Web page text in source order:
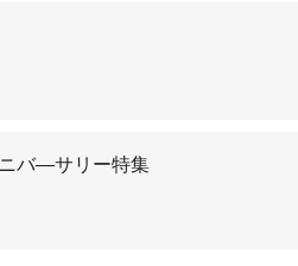
ニバ―サリー特集